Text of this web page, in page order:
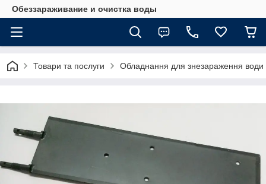
Обеззараживание и очистка воды
Товари та послуги Обладнання для знезараження води